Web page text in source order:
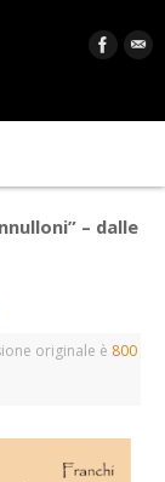
– dalle
originale è 800